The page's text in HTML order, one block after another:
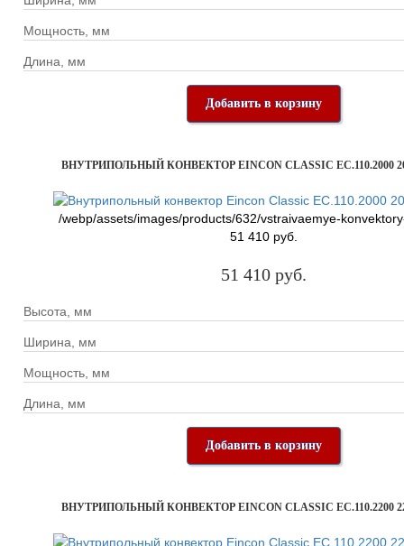
Мощность, мм
Длина, мм
Добавить в корзину
ВНУТРИПОЛЬНЫЙ КОНВЕКТОР EINCON CLASSIC EC.110.2000
/webp/assets/images/products/632/vstraivaemye-
51 410 руб.
51 410 руб.
Высота, мм
Ширина, мм
Мощность, мм
Длина, мм
Добавить в корзину
ВНУТРИПОЛЬНЫЙ КОНВЕКТОР EINCON CLASSIC EC.110.2200